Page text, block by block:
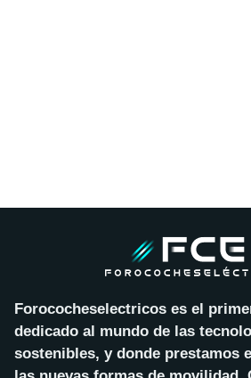
Forococheselectricos es el
dedicado al mundo de las
sostenibles, y donde prestamos